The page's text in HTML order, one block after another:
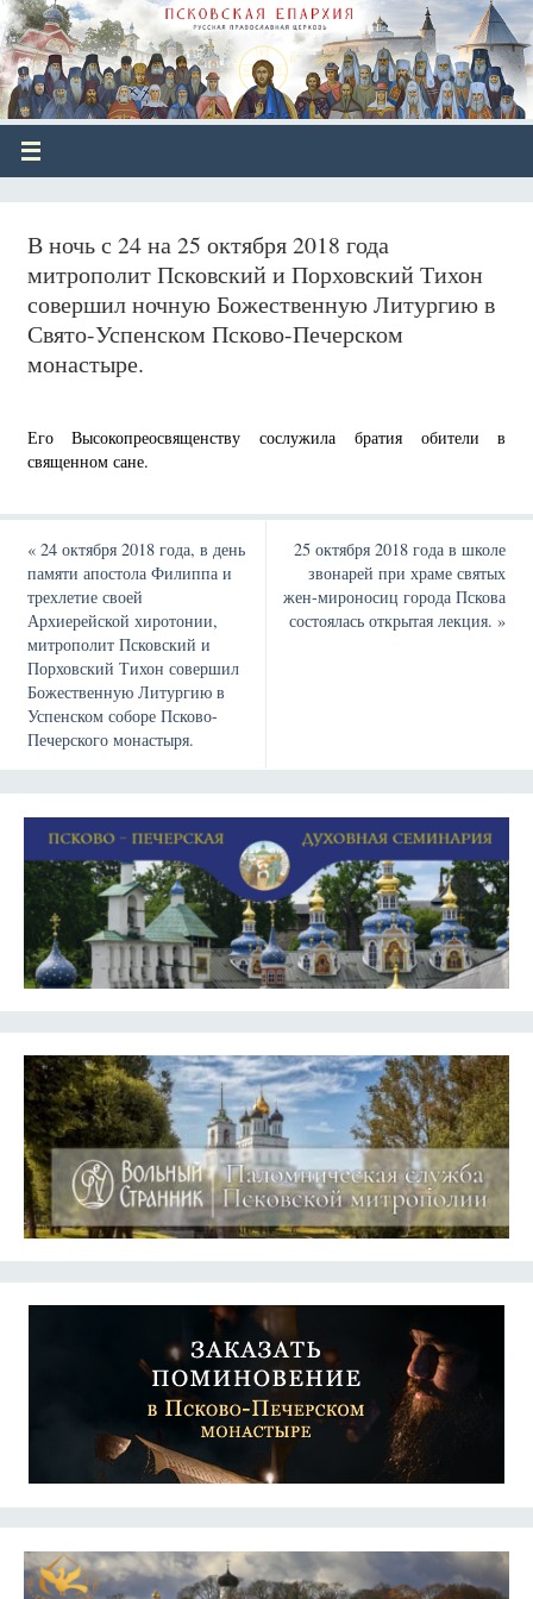
В ночь с 24 на 25 октября 2018 года
митрополит Псковский и Порховский Тихон
совершил ночную Божественную Литургию в
Свято-Успенском Псково-Печерском
монастыре.
Его Высокопреосвященству сослужила братия обители в
священном сане.
«24 октября 2018 года, в день
памяти апостола Филиппа и
трехлетие своей
Архиерейской хиротонии,
митрополит Псковский и
Порховский Тихон совершил
Божественную Литургию в
Успенском соборе Псково-
Печерского монастыря.
25 октября 2018 года в школе
звонарей при храме святых
жен-мироносиц города Пскова
состоялась открытая лекция.»